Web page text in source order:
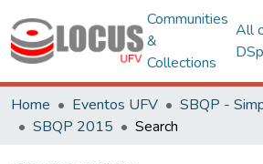
Communities
&
Collections
All
Home Eventos UFV
SBQP 2015
Search